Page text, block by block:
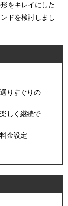
をキレイにした
ドを検討しまし
りすぐりの
しく継続で
金設定